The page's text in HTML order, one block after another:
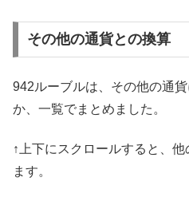
その他の通貨との換算
942ルーブルは、その他の通
か、一覧でまとめました。
↑上下にスクロールすると、
ます。